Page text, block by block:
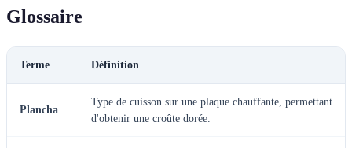
Glossaire
Terme Définition
Plancha
Type de cuisson sur une plaque chauffante, permettant
d'obtenir une croûte dorée.